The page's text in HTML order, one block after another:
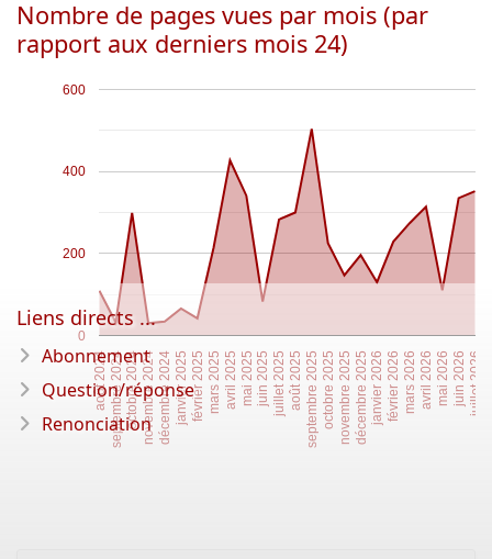
Nombre de pages vues par mois (par
rapport aux derniers mois 24)
juillet 2026
juin 2026
mai 2026
avril 2026
mars 2026
février 2026
janvier 2026
décembre 2025
novembre 2025
octobre 2025
septembre 2025
août 2025
juillet 2025
juin 2025
mai 2025
avril 2025
mars 2025
février 2025
janvier 2025
décembre 2024
novembre 2024
octobre 2024
septembre 2024
août 2024
0
200
400
600
Liens directs ...
Abonnement
Question/réponse
Renonciation